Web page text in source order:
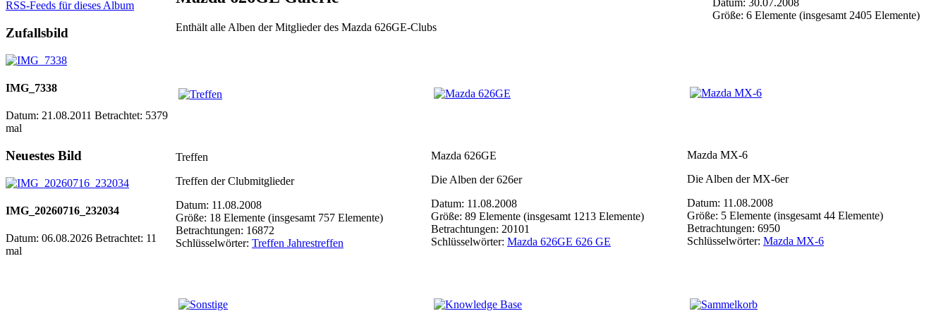
RSS-Feeds für dieses Album
Zufallsbild
IMG_7338
Datum: 21.08.2011 Betrachtet: 5379
mal
Neuestes Bild
IMG_20260716_232034
Datum: 06.08.2026 Betrachtet: 11
mal
Enthält alle Alben der Mitglieder des Mazda 626GE-Clubs
Datum: 30.07.2008
Größe: 6 Elemente (insgesamt 2405 Elemente)
Treffen
Treffen der Clubmitglieder
Datum: 11.08.2008
Größe: 18 Elemente (insgesamt 757 Elemente)
Betrachtungen: 16872
Schlüsselwörter: Treffen Jahrestreffen
Mazda 626GE
Die Alben der 626er
Datum: 11.08.2008
Größe: 89 Elemente (insgesamt 1213 Elemente)
Betrachtungen: 20101
Schlüsselwörter: Mazda 626GE 626 GE
Mazda MX-6
Die Alben der MX-6er
Datum: 11.08.2008
Größe: 5 Elemente (insgesamt 44 Elemente)
Betrachtungen: 6950
Schlüsselwörter: Mazda MX-6